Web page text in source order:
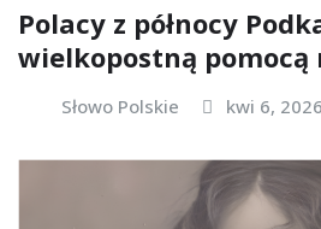
Polacy z północy
wielkopostną
Słowo Polskie kwi 6, 2026